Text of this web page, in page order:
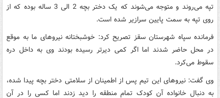
تپه می‌روند و متوجه می‌شوند که یک دختر بچه 2 الی 3 ساله بوده که از
روی تپه به سمت پایین سرازیر شده است.
فرمانده سپاه شهرستان سقز تصریح کرد: خوشبختانه نیروهای ما به موقع
در محل حاضر شدند اما اگر کمی دیرتر رسیده بودند وی به داخل دره
سقوط می‌کرد.
وی گفت: نیروهای این تیم پس از اطمینان از سلامتی دختر بچه پیدا شده،
به دنبال خانواده آن کودک تمام منطقه را دید زدند اما کسی را در آن